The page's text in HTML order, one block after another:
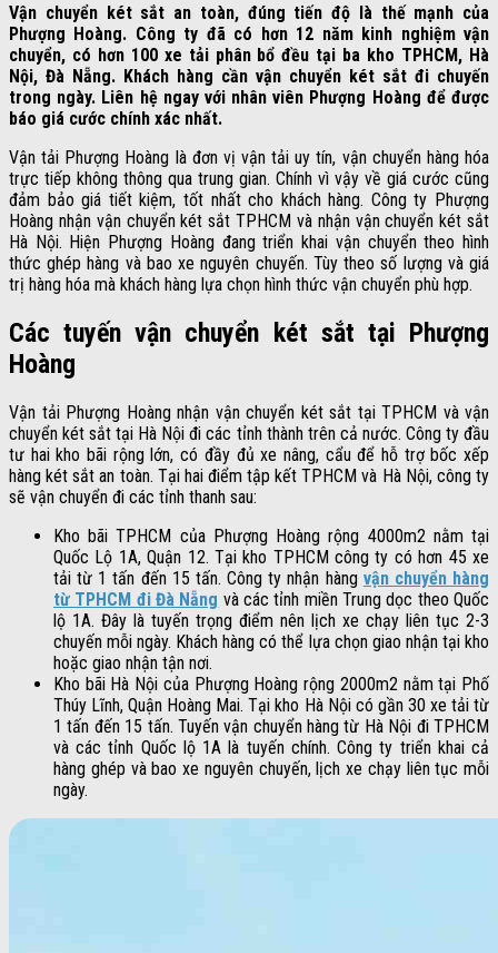
Vận chuyển két sắt an toàn, đúng tiến độ là thế mạnh của
Phượng Hoàng. Công ty đã có hơn 12 năm kinh nghiệm vận
chuyển, có hơn 100 xe tải phân bổ đều tại ba kho TPHCM, Hà
Nội, Đà Nẵng. Khách hàng cần vận chuyển két sắt đi chuyến
trong ngày. Liên hệ ngay với nhân viên Phượng Hoàng để được
báo giá cước chính xác nhất.
Vận tải Phượng Hoàng là đơn vị vận tải uy tín, vận chuyển hàng hóa
trực tiếp không thông qua trung gian. Chính vì vậy về giá cước cũng
đảm bảo giá tiết kiệm, tốt nhất cho khách hàng. Công ty Phượng
Hoàng nhận vận chuyển két sắt TPHCM và nhận vận chuyển két sắt
Hà Nội. Hiện Phượng Hoàng đang triển khai vận chuyển theo hình
thức ghép hàng và bao xe nguyên chuyến. Tùy theo số lượng và giá
trị hàng hóa mà khách hàng lựa chọn hình thức vận chuyển phù hợp.
Các tuyến vận chuyển két sắt tại Phượng
Hoàng
Vận tải Phượng Hoàng nhận vận chuyển két sắt tại TPHCM và vận
chuyển két sắt tại Hà Nội đi các tỉnh thành trên cả nước. Công ty đầu
tư hai kho bãi rộng lớn, có đầy đủ xe nâng, cẩu để hỗ trợ bốc xếp
hàng két sắt an toàn. Tại hai điểm tập kết TPHCM và Hà Nội, công ty
sẽ vận chuyển đi các tỉnh thanh sau:
Kho bãi TPHCM của Phượng Hoàng rộng 4000m2 nằm tại
Quốc Lộ 1A, Quận 12. Tại kho TPHCM công ty có hơn 45 xe
tải từ 1 tấn đến 15 tấn. Công ty nhận hàng vận chuyển hàng
từ TPHCM đi Đà Nẵng và các tỉnh miền Trung dọc theo Quốc
lộ 1A. Đây là tuyến trọng điểm nên lịch xe chạy liên tục 2-3
chuyến mỗi ngày. Khách hàng có thể lựa chọn giao nhận tại kho
hoặc giao nhận tận nơi.
Kho bãi Hà Nội của Phượng Hoàng rộng 2000m2 nằm tại Phố
Thúy Lĩnh, Quận Hoàng Mai. Tại kho Hà Nội có gần 30 xe tải từ
1 tấn đến 15 tấn. Tuyến vận chuyển hàng từ Hà Nội đi TPHCM
và các tỉnh Quốc lộ 1A là tuyến chính. Công ty triển khai cả
hàng ghép và bao xe nguyên chuyến, lịch xe chạy liên tục mỗi
ngày.